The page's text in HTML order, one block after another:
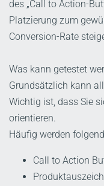
des „Call to Action-
Platzierung zum
Conversion-Rate
Was kann getestet
Grundsätzlich kann
Wichtig ist, dass Sie
orientieren.
Häufig werden
Call to Action